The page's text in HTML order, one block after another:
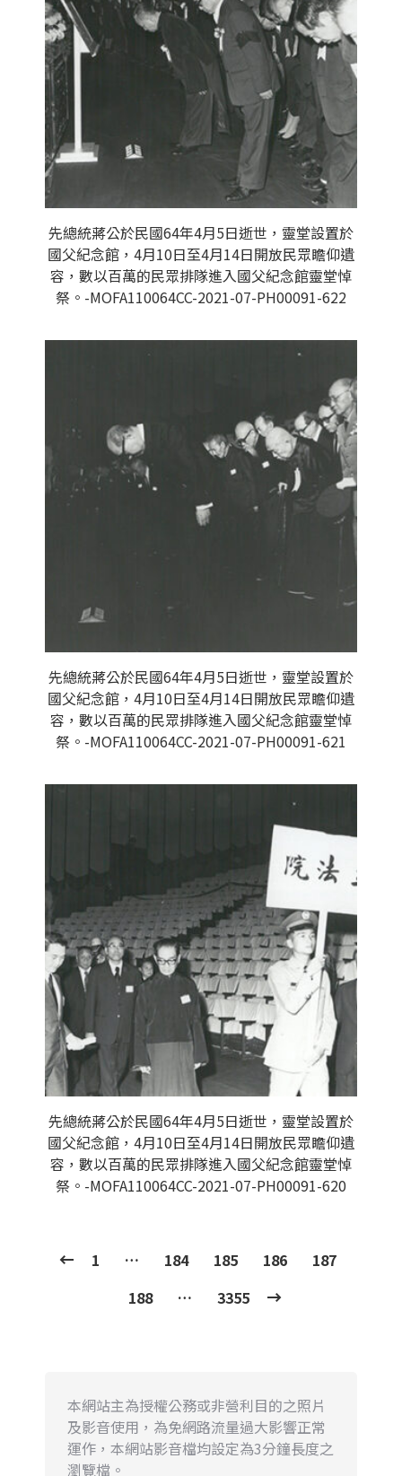
先總統蔣公於民國64年4月5日逝世，靈堂設置於
國父紀念館，4月10日至4月14日開放民眾瞻仰遺
容，數以百萬的民眾排隊進入國父紀念館靈堂悼
祭。-MOFA110064CC-2021-07-PH00091-622
先總統蔣公於民國64年4月5日逝世，靈堂設置於
國父紀念館，4月10日至4月14日開放民眾瞻仰遺
容，數以百萬的民眾排隊進入國父紀念館靈堂悼
祭。-MOFA110064CC-2021-07-PH00091-621
先總統蔣公於民國64年4月5日逝世，靈堂設置於
國父紀念館，4月10日至4月14日開放民眾瞻仰遺
容，數以百萬的民眾排隊進入國父紀念館靈堂悼
祭。-MOFA110064CC-2021-07-PH00091-620
1 … 184 185 186
187
188
… 3355
本網站主為授權公務或非營利目的之照片
及影音使用，為免網路流量過大影響正常
運作，本網站影音檔均設定為3分鐘長度之
瀏覽檔。